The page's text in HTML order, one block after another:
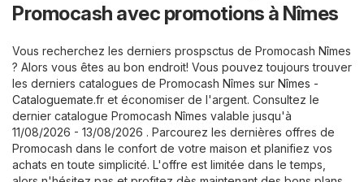
Promocash avec promotions à Nîmes
Vous recherchez les derniers prospsctus de Promocash Nîmes
? Alors vous êtes au bon endroit! Vous pouvez toujours trouver
les derniers catalogues de Promocash Nîmes sur Nîmes -
Cataloguemate.fr et économiser de l'argent. Consultez le
dernier catalogue Promocash Nîmes valable jusqu'à
11/08/2026 - 13/08/2026 . Parcourez les dernières offres de
Promocash dans le confort de votre maison et planifiez vos
achats en toute simplicité. L'offre est limitée dans le temps,